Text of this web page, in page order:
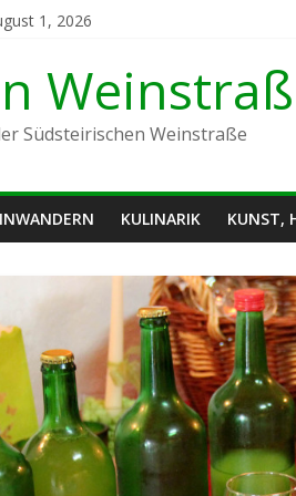
1, 2026
Südsteirischen Weinstraße
KULINARIK KUNST,